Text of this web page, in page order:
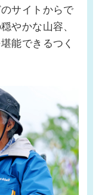
サイトからで
やかな山容、
能できるつく